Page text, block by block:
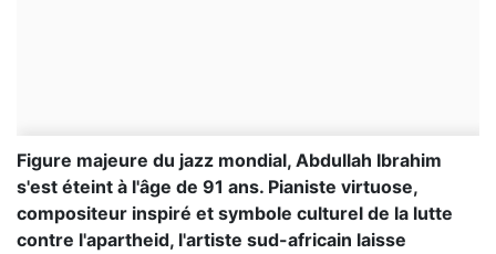
Figure majeure du jazz mondial, Abdullah Ibrahim
s'est éteint à l'âge de 91 ans. Pianiste virtuose,
compositeur inspiré et symbole culturel de la lutte
contre l'apartheid, l'artiste sud-africain laisse